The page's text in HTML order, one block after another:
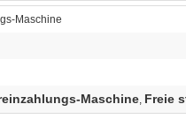
Maschine
Maschine, Freie